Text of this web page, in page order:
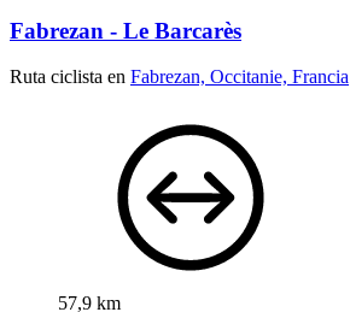
Fabrezan - Le Barcarès
Ruta ciclista en Fabrezan, Occitanie, Francia
57,9 km